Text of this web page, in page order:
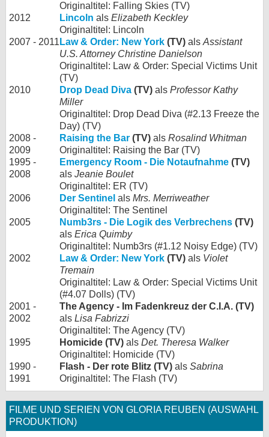
Originaltitel: Falling Skies (TV)
2012
Lincoln als Elizabeth Keckley
Originaltitel: Lincoln
2007 - 2011 Law & Order: New York (TV) als Assistant
U.S. Attorney Christine Danielson
Originaltitel: Law & Order: Special Victims Unit
(TV)
2010
Drop Dead Diva (TV) als Professor Kathy
Miller
Originaltitel: Drop Dead Diva (#2.13 Freeze the
Day) (TV)
2008 -
2009
Raising the Bar (TV) als Rosalind Whitman
Originaltitel: Raising the Bar (TV)
1995 -
2008
Emergency Room - Die Notaufnahme (TV)
als Jeanie Boulet
Originaltitel: ER (TV)
2006
Der Sentinel als Mrs. Merriweather
Originaltitel: The Sentinel
2005
Numb3rs - Die Logik des Verbrechens (TV)
als Erica Quimby
Originaltitel: Numb3rs (#1.12 Noisy Edge) (TV)
2002
Law & Order: New York (TV) als Violet
Tremain
Originaltitel: Law & Order: Special Victims Unit
(#4.07 Dolls) (TV)
2001 -
2002
The Agency - Im Fadenkreuz der C.I.A. (TV)
als Lisa Fabrizzi
Originaltitel: The Agency (TV)
1995
Homicide (TV) als Det. Theresa Walker
Originaltitel: Homicide (TV)
1990 -
1991
Flash - Der rote Blitz (TV) als Sabrina
Originaltitel: The Flash (TV)
FILME UND SERIEN VON GLORIA REUBEN (AUSWAHL
PRODUKTION)